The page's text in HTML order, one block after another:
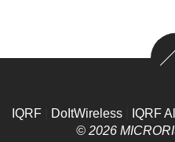
IQRF DoItWireless IQRF
© 2026